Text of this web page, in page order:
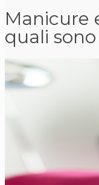
Manicure
quali